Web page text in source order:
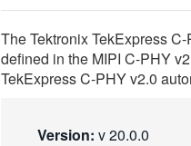
The Tektronix TekExpress
defined in the MIPI C-PHY
TekExpress C-PHY v2.0
Version: v 20.0.0